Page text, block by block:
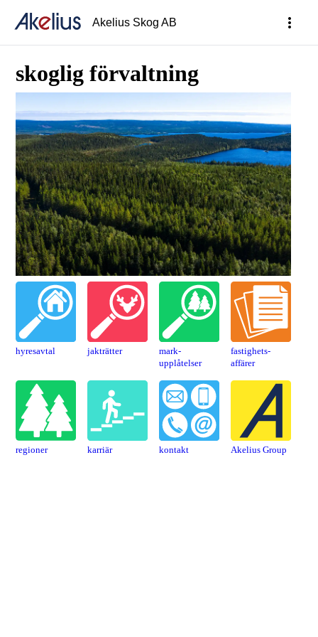
Akelius Skog AB more_vert
skoglig förvaltning
hyresavtal jakträtter
mark­
upplåtelser
fastighets­
affärer
regioner karriär kontakt Akelius Group